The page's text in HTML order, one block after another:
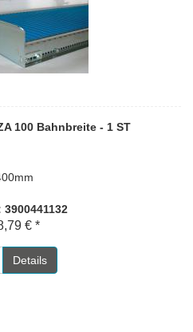
100 Bahnbreite - 1 ST
3900441132
€ *
Details